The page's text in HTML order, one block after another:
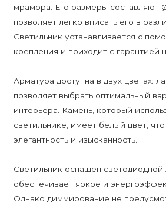
мрамора. Его размеры составляют
позволяет легко вписать его в
Светильник устанавливается с
крепления и приходит с гарантией
Арматура доступна в двух цветах:
позволяет выбрать оптимальный
интерьера. Камень, который
светильнике, имеет белый цвет,
элегантность и изысканность.
Светильник оснащен светодиодной
обеспечивает яркое и
Однако диммирование не